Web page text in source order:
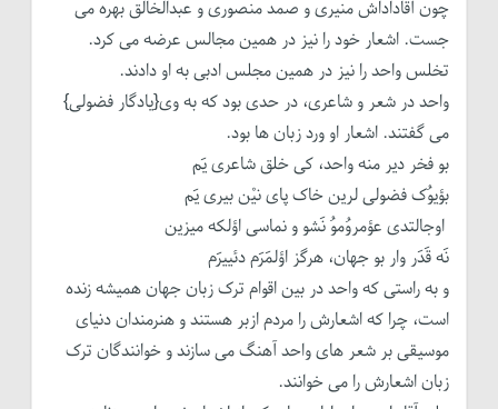
چون آقاداداش منیری و صمد منصوری و عبدالخالق بهره می
جست. اشعار خود را نیز در همین مجالس عرضه می کرد.
تخلس واحد را نیز در همین مجلس ادبی به او دادند.
واحد در شعر و شاعری، در حدی بود که به وی{یادگار فضولی}
می گفتند. اشعار او ورد زبان ها بود.
بو فخر دیر منه واحد، کی خلق شاعری یَم
بؤیوُک فضولی لرین خاک پای نیْن بیری یَم
اوجالتدی عؤمروُموُ نَشو و نماسی اؤلکه میزین
نَه قَدَر وار بو جهان، هرگز اؤلمَرَم دئییرَم
و به راستی که واحد در بین اقوام ترک زبان جهان همیشه زنده
است، چرا که اشعارش را مردم ازبر هستند و هنرمندان دنیای
موسیقی بر شعر های واحد آهنگ می سازند و خوانندگان ترک
زبان اشعارش را می خوانند.